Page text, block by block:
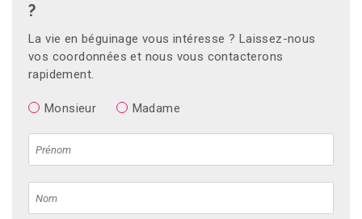
?
La vie en béguinage vous intéresse ? Laissez-nous
vos coordonnées et nous vous contacterons
rapidement.
Monsieur Madame